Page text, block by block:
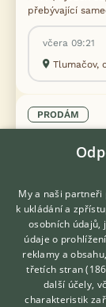
přebývající
včera 09:21
Tlumačov,
PRODÁM
My a naši partneři
k ukládání a
osobních údajů,
údaje o
reklamy a
třetích stran
další účely,
charakteristik